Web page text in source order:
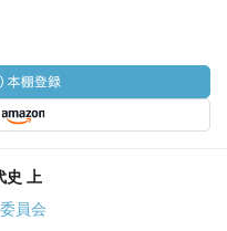
史 上
員会